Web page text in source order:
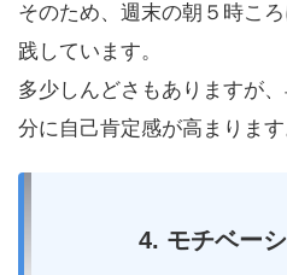
そのため、週末の朝５時こ
践しています。
多少しんどさもありますが
分に自己肯定感が高まります
4. モチベー